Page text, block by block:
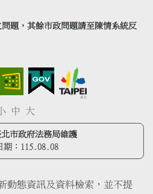
題，其餘市政問題請至陳情系統反
中 大
市政府法務局維護
期： 115.08.08
動態資訊及資料檢索，並不提